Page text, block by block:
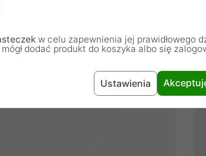
w celu zapewnienia jej prawidłowego
dodać produkt do koszyka albo się
Ustawienia